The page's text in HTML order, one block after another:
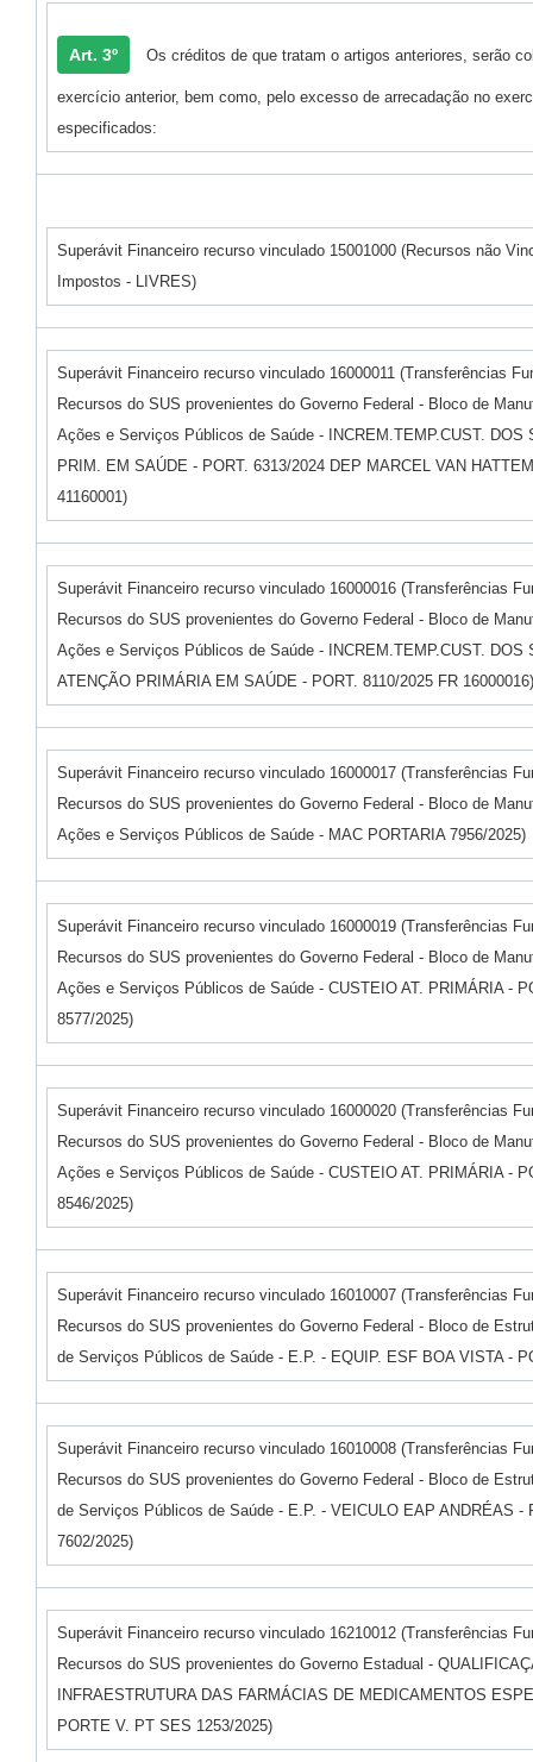
Art. 3º Os créditos de que tratam o artigos anteriores, serão
exercício anterior, bem como, pelo excesso de arrecadação no
especificados:
Superávit Financeiro recurso vinculado 15001000 (Recursos não
Impostos - LIVRES)
Superávit Financeiro recurso vinculado 16000011 (Transferências
Recursos do SUS provenientes do Governo Federal - Bloco de
Ações e Serviços Públicos de Saúde - INCREM.TEMP.CUST. DOS
PRIM. EM SAÚDE - PORT. 6313/2024 DEP MARCEL VAN
41160001)
Superávit Financeiro recurso vinculado 16000016 (Transferências
Recursos do SUS provenientes do Governo Federal - Bloco de
Ações e Serviços Públicos de Saúde - INCREM.TEMP.CUST. DOS
ATENÇÃO PRIMÁRIA EM SAÚDE - PORT. 8110/2025 FR 16000016)
Superávit Financeiro recurso vinculado 16000017 (Transferências
Recursos do SUS provenientes do Governo Federal - Bloco de
Ações e Serviços Públicos de Saúde - MAC PORTARIA 7956/2025)
Superávit Financeiro recurso vinculado 16000019 (Transferências
Recursos do SUS provenientes do Governo Federal - Bloco de
Ações e Serviços Públicos de Saúde - CUSTEIO AT. PRIMÁRIA -
8577/2025)
Superávit Financeiro recurso vinculado 16000020 (Transferências
Recursos do SUS provenientes do Governo Federal - Bloco de
Ações e Serviços Públicos de Saúde - CUSTEIO AT. PRIMÁRIA -
8546/2025)
Superávit Financeiro recurso vinculado 16010007 (Transferências
Recursos do SUS provenientes do Governo Federal - Bloco de
de Serviços Públicos de Saúde - E.P. - EQUIP. ESF BOA VISTA -
Superávit Financeiro recurso vinculado 16010008 (Transferências
Recursos do SUS provenientes do Governo Federal - Bloco de
de Serviços Públicos de Saúde - E.P. - VEICULO EAP ANDRÉAS -
7602/2025)
Superávit Financeiro recurso vinculado 16210012 (Transferências
Recursos do SUS provenientes do Governo Estadual -
INFRAESTRUTURA DAS FARMÁCIAS DE MEDICAMENTOS
PORTE V. PT SES 1253/2025)